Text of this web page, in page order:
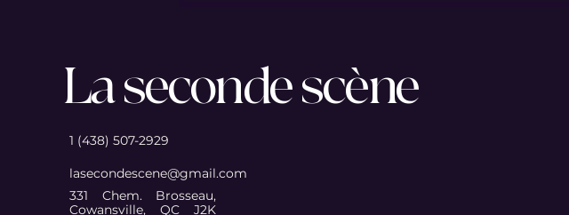
La seconde scène
1 (438) 507-2929
lasecondescene@gmail.com
331 Chem. Brosseau,
Cowansville, QC J2K